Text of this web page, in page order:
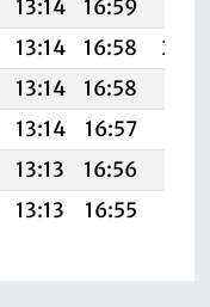
13:14 16:59
13:14 16:58
13:14 16:58
13:14 16:57
13:13 16:56
13:13 16:55